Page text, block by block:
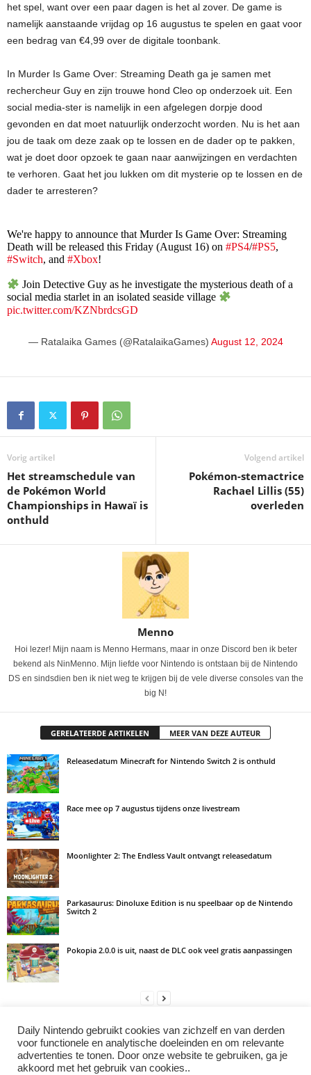
het spel, want over een paar dagen is het al zover. De game is
namelijk aanstaande vrijdag op 16 augustus te spelen en gaat voor
een bedrag van €4,99 over de digitale toonbank.
In Murder Is Game Over: Streaming Death ga je samen met
rechercheur Guy en zijn trouwe hond Cleo op onderzoek uit. Een
social media-ster is namelijk in een afgelegen dorpje dood
gevonden en dat moet natuurlijk onderzocht worden. Nu is het aan
jou de taak om deze zaak op te lossen en de dader op te pakken,
wat je doet door opzoek te gaan naar aanwijzingen en verdachten
te verhoren. Gaat het jou lukken om dit mysterie op te lossen en de
dader te arresteren?
We're happy to announce that Murder Is Game Over: Streaming
Death will be released this Friday (August 16) on #PS4/#PS5,
#Switch, and #Xbox!
Join Detective Guy as he investigate the mysterious death of a
social media starlet in an isolated seaside village
pic.twitter.com/KZNbrdcsGD
— Ratalaika Games (@RatalaikaGames) August 12, 2024
Vorig artikel
Het streamschedule van
de Pokémon World
Championships in Hawaï is
onthuld
Volgend artikel
Pokémon-stemactrice
Rachael Lillis (55)
overleden
Menno
Hoi lezer! Mijn naam is Menno Hermans, maar in onze Discord ben ik beter
bekend als NinMenno. Mijn liefde voor Nintendo is ontstaan bij de Nintendo
DS en sindsdien ben ik niet weg te krijgen bij de vele diverse consoles van the
big N!
GERELATEERDE ARTIKELEN MEER VAN DEZE AUTEUR
Releasedatum Minecraft for Nintendo Switch 2 is onthuld
Race mee op 7 augustus tijdens onze livestream
Moonlighter 2: The Endless Vault ontvangt releasedatum
Parkasaurus: Dinoluxe Edition is nu speelbaar op de Nintendo
Switch 2
Pokopia 2.0.0 is uit, naast de DLC ook veel gratis aanpassingen
LAAT EEN REACTIE ACHTER
Log in om een opmerking achter te laten
Daily Nintendo gebruikt cookies van zichzelf en van derden
voor functionele en analytische doeleinden en om relevante
advertenties te tonen. Door onze website te gebruiken, ga je
akkoord met het gebruik van cookies..